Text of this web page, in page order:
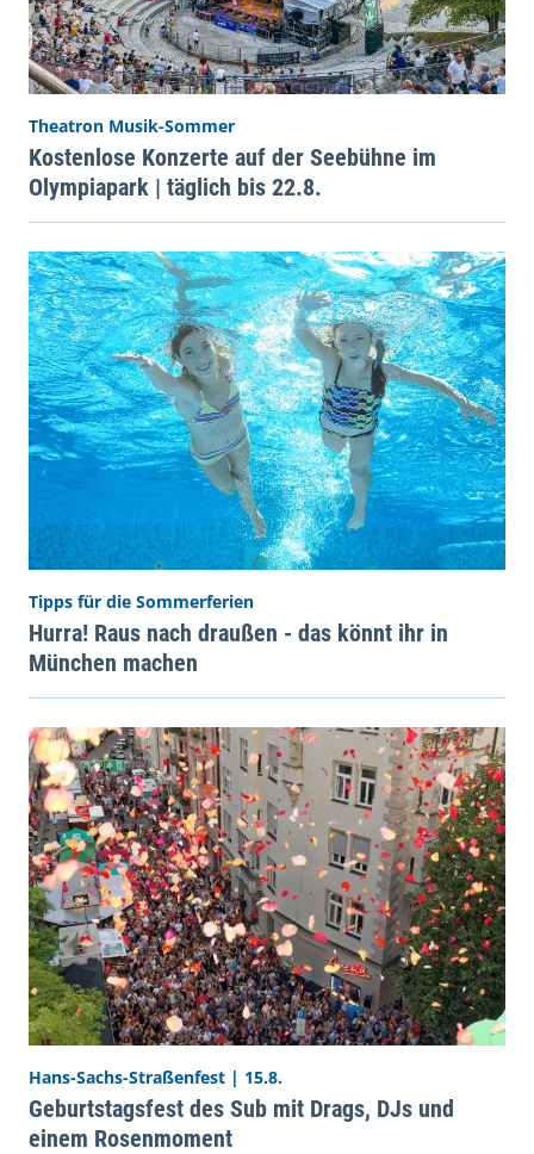
Theatron Musik-Sommer
Kostenlose Konzerte auf der Seebühne im
Olympiapark | täglich bis 22.8.
Tipps für die Sommerferien
Hurra! Raus nach draußen - das könnt ihr in
München machen
Hans-Sachs-Straßenfest | 15.8.
Geburtstagsfest des Sub mit Drags, DJs und
einem Rosenmoment